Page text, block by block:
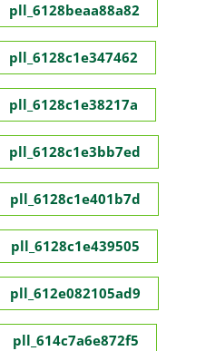
pll_6128beaa88a82
pll_6128c1e347462
pll_6128c1e38217a
pll_6128c1e3bb7ed
pll_6128c1e401b7d
pll_6128c1e439505
pll_612e082105ad9
pll_614c7a6e872f5